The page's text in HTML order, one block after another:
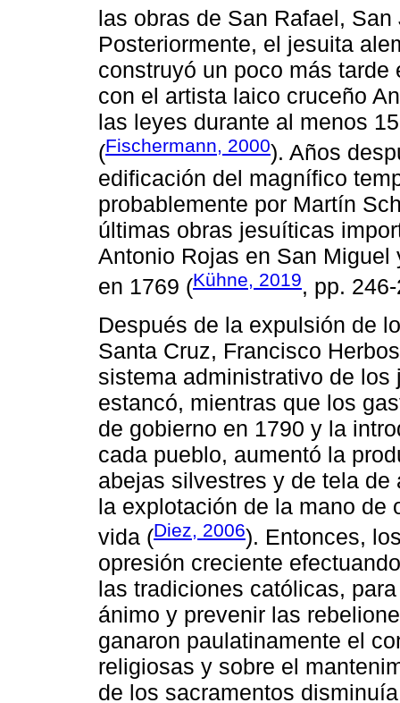
las obras de San Rafael,
Posteriormente, el jesuita
construyó un poco más
con el artista laico cruceño
las leyes durante al menos
(Fischermann, 2000). Años
edificación del magnífico
probablemente por Martín
últimas obras jesuíticas
Antonio Rojas en San
en 1769 (Kühne, 2019, pp.
Después de la expulsión de
Santa Cruz, Francisco
sistema administrativo de
estancó, mientras que los
de gobierno en 1790 y la
cada pueblo, aumentó la
abejas silvestres y de tela
la explotación de la mano de
vida (Diez, 2006). Entonces,
opresión creciente
las tradiciones católicas,
ánimo y prevenir las
ganaron paulatinamente el
religiosas y sobre el
de los sacramentos